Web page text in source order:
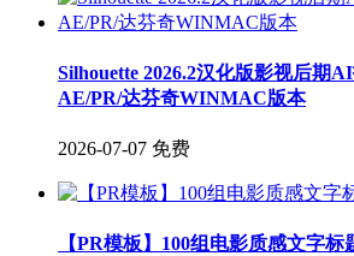
Silhouette 2026.2汉化版影视后期
AE/PR/达芬奇WINMAC版本
2026-07-07 免费
【PR模板】100组电影质感文字标